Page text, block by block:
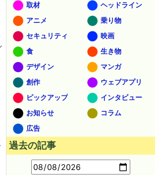
取材
ヘッドライン
アニメ
乗り物
セキュリティ
映画
食
生き物
デザイン
マンガ
創作
ウェブアプリ
ピックアップ
インタビュー
お知らせ
コラム
広告
過去の記事